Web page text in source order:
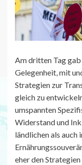
Am dritten Tag
Gelegenheit, mit
Strategien zur
gleich zu
umspannten
Widerstand und
ländlichen als auch
eher den